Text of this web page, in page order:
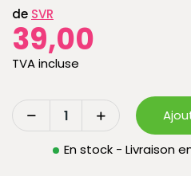
de SVR
39,00
TVA incluse
En stock - Livraison